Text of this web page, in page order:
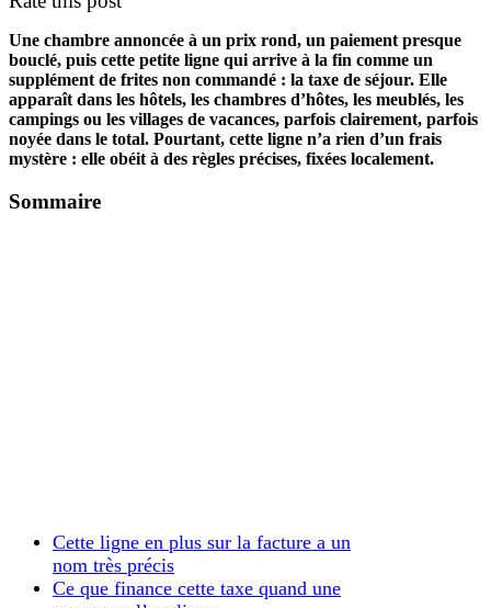
Une chambre annoncée à un prix rond, un paiement presque
bouclé, puis cette petite ligne qui arrive à la fin comme un
supplément de frites non commandé : la taxe de séjour. Elle
apparaît dans les hôtels, les chambres d’hôtes, les meublés, les
campings ou les villages de vacances, parfois clairement, parfois
noyée dans le total. Pourtant, cette ligne n’a rien d’un frais
mystère : elle obéit à des règles précises, fixées localement.
Sommaire
Cette ligne en plus sur la facture a un
nom très précis
Ce que finance cette taxe quand une